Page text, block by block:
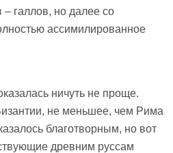
– галлов, но далее со
ассимилированное
ничуть не проще.
не меньшее, чем Рима
благотворным, но вот
древним руссам